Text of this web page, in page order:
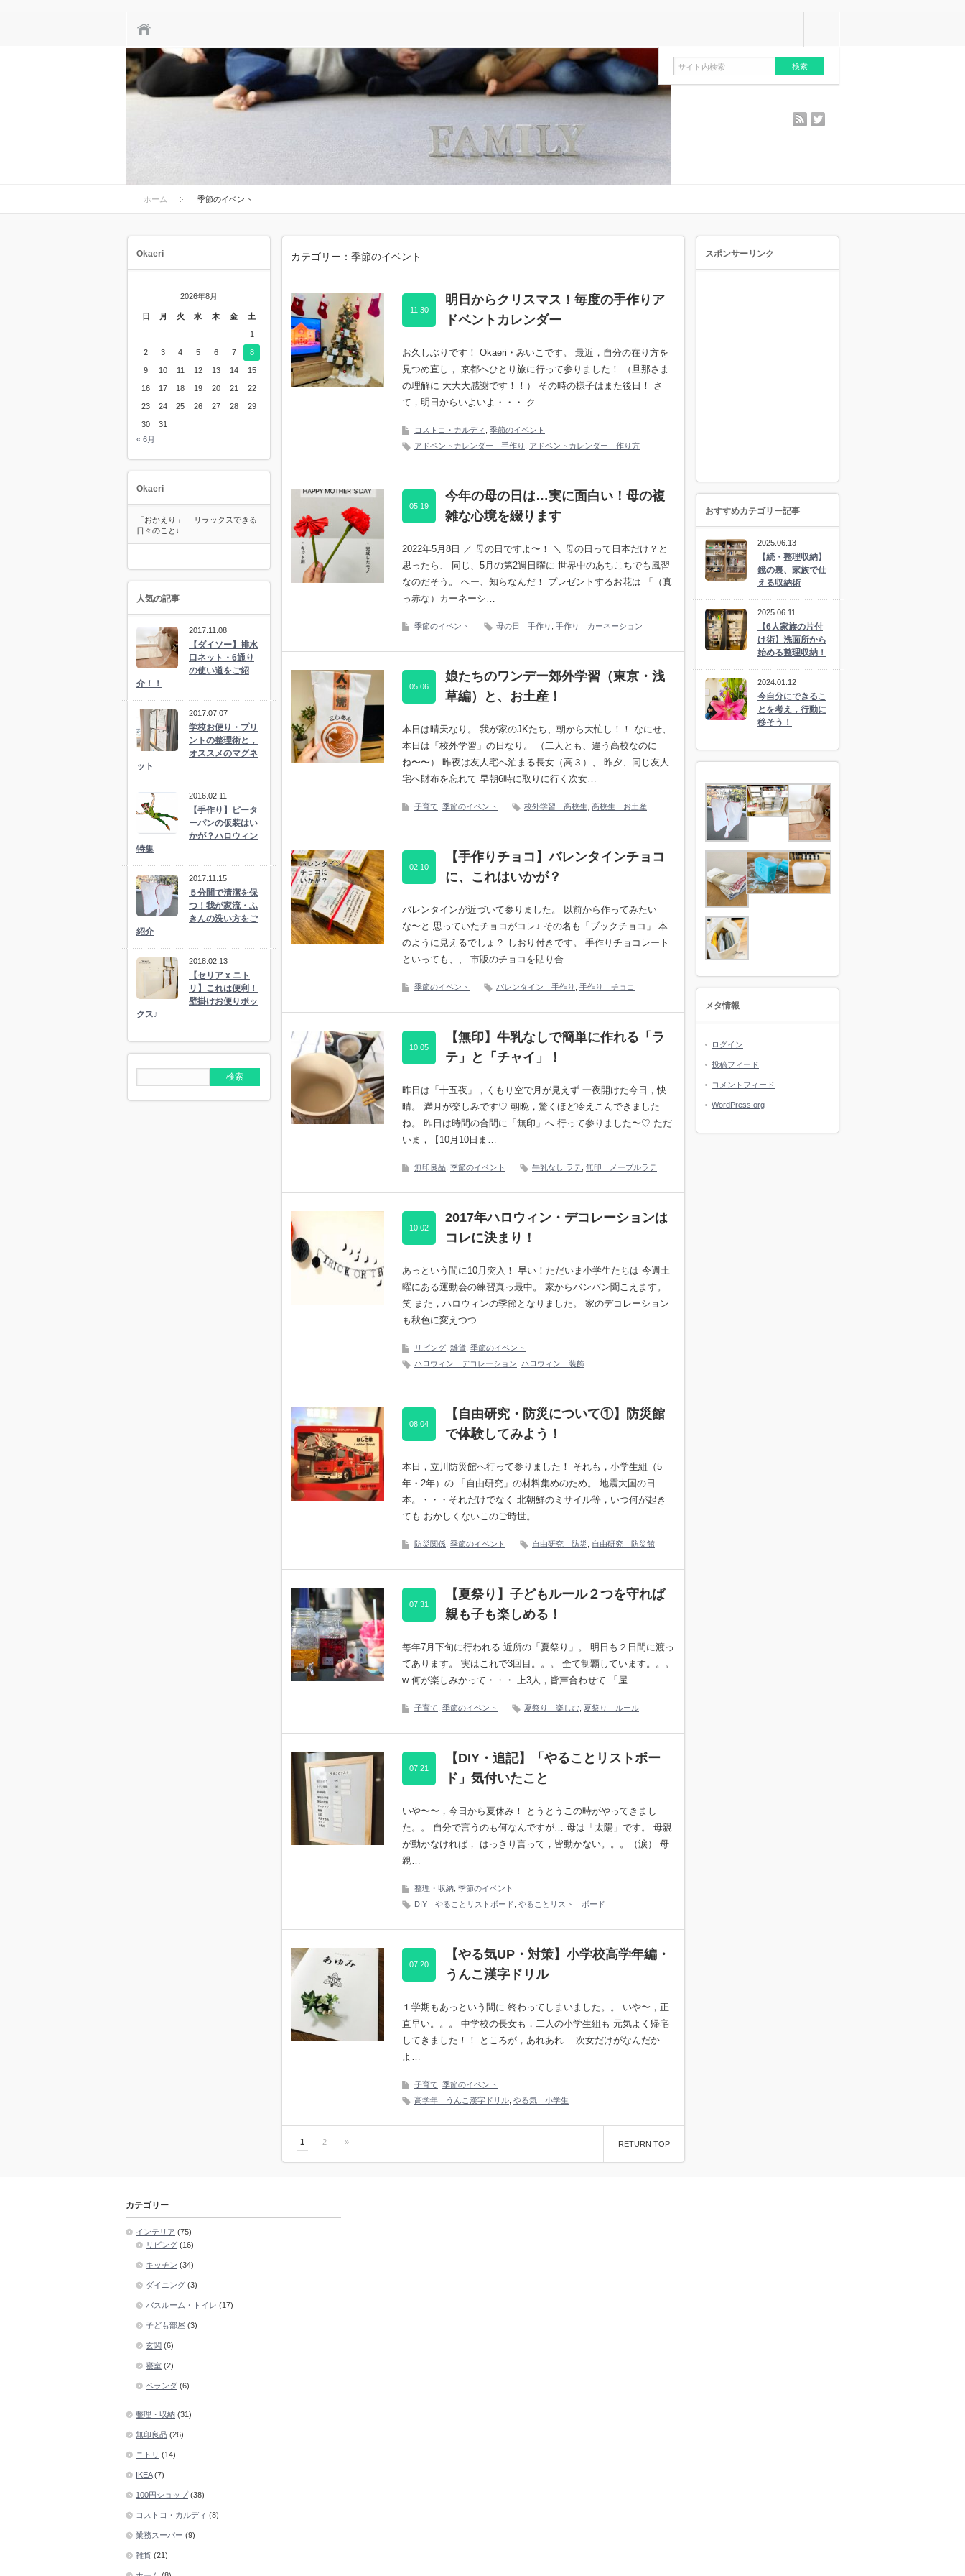
rss
ホーム 季節のイベント
カテゴリー：季節のイベント
明日からクリスマス！毎度の手作りア
ドベントカレンダー
11.30
お久しぶりです！ Okaeri・みいこです。 最近，自分の在り方を
見つめ直し， 京都へひとり旅に行って参りました！ （旦那さま
の理解に 大大大感謝です！！） その時の様子はまた後日！ さ
て，明日からいよいよ・・・ ク…
コストコ・カルディ
季節のイベント
アドベントカレンダー 手作り
アドベントカレンダー 作り方
今年の母の日は…実に面白い！母の複
雑な心境を綴ります
05.19
2022年5月8日 ／ 母の日ですよ〜！ ＼ 母の日って日本だけ？と
思ったら、 同じ、5月の第2週日曜に 世界中のあちこちでも風習
なのだそう。 へー、知らなんだ！ プレゼントするお花は 「（真
っ赤な）カーネーシ…
季節のイベント 母の日 手作り 手作り カーネーション
娘たちのワンデー郊外学習（東京・浅
草編）と、お土産！
05.06
本日は晴天なり。 我が家のJKたち、朝から大忙し！！ なにせ、
本日は「校外学習」の日なり。 （二人とも、違う高校なのに
ね〜〜） 昨夜は友人宅へ泊まる長女（高３）、 昨夕、同じ友人
宅へ財布を忘れて 早朝6時に取りに行く次女…
子育て 季節のイベント 校外学習 高校生 高校生 お土産
【手作りチョコ】バレンタインチョコ
に、これはいかが？
02.10
バレンタインが近づいて参りました。 以前から作ってみたい
な〜と 思っていたチョコがコレ↓ その名も「ブックチョコ」 本
のように見えるでしょ？ しおり付きです。 手作りチョコレート
といっても、、 市販のチョコを貼り合…
季節のイベント バレンタイン 手作り 手作り チョコ
【無印】牛乳なしで簡単に作れる「ラ
テ」と「チャイ」！
10.05
昨日は「十五夜」，くもり空で月が見えず 一夜開けた今日，快
晴。 満月が楽しみです♡ 朝晩，驚くほど冷えこんできました
ね。 昨日は時間の合間に「無印」へ 行って参りました〜♡ ただ
いま，【10月10日ま…
無印良品 季節のイベント 牛乳なし ラテ 無印 メープルラテ
2017年ハロウィン・デコレーションは
コレに決まり！
10.02
あっという間に10月突入！ 早い！ただいま小学生たちは 今週土
曜にある運動会の練習真っ最中。 家からバンバン聞こえます。
笑 また，ハロウィンの季節となりました。 家のデコレーション
も秋色に変えつつ… …
リビング 雑貨 季節のイベント
ハロウィン デコレーション ハロウィン 装飾
【自由研究・防災について①】防災館
で体験してみよう！
08.04
本日，立川防災館へ行って参りました！ それも，小学生組（5
年・2年）の 「自由研究」の材料集めのため。 地震大国の日
本。・・・それだけでなく 北朝鮮のミサイル等，いつ何が起き
ても おかしくないこのご時世。 …
防災関係 季節のイベント 自由研究 防災 自由研究 防災館
【夏祭り】子どもルール２つを守れば
親も子も楽しめる！
07.31
毎年7月下旬に行われる 近所の「夏祭り」。 明日も２日間に渡っ
てあります。 実はこれで3回目。。。 全て制覇しています。。。
w 何が楽しみかって・・・ 上3人，皆声合わせて 「屋…
子育て 季節のイベント 夏祭り 楽しむ 夏祭り ルール
【DIY・追記】「やることリストボー
ド」気付いたこと
07.21
いや〜〜，今日から夏休み！ とうとうこの時がやってきまし
た。。 自分で言うのも何なんですが… 母は「太陽」です。 母親
が動かなければ， はっきり言って，皆動かない。。。（涙） 母
親…
整理・収納 季節のイベント
DIY やることリストボード やることリスト ボード
【やる気UP・対策】小学校高学年編・
うんこ漢字ドリル
07.20
１学期もあっという間に 終わってしまいました。。 いや〜，正
直早い。。。 中学校の長女も，二人の小学生組も 元気よく帰宅
してきました！！ ところが，あれあれ… 次女だけがなんだか
よ…
子育て 季節のイベント
高学年 うんこ漢字ドリル やる気 小学生
1 2 » RETURN TOP
Okaeri
2026年8月
日 月 火 水 木 金 土
1
2 3 4 5 6 7 8
9 10 11 12 13 14 15
16 17 18 19 20 21 22
23 24 25 26 27 28 29
30
31
« 6月
Okaeri
「おかえり」 リラックスできる
日々のこと♩
人気の記事
2017.11.08
【ダイソー】排水
口ネット・6通り
の使い道をご紹
介！！
2017.07.07
学校お便り・プリ
ントの整理術と，
オススメのマグネ
ット
2016.02.11
【手作り】ピータ
ーパンの仮装はい
かが？ハロウィン
特集
2017.11.15
５分間で清潔を保
つ！我が家流・ふ
きんの洗い方をご
紹介
2018.02.13
【セリア x ニト
リ】これは便利！
壁掛けお便りボッ
クス♪
スポンサーリンク
おすすめカテゴリー記事
2025.06.13
【続・整理収納】
鏡の裏、家族で仕
える収納術
2025.06.11
【6人家族の片付
け術】洗面所から
始める整理収納！
2024.01.12
今自分にできるこ
とを考え，行動に
移そう！
メタ情報
ログイン
投稿フィード
コメントフィード
WordPress.org
カテゴリー
インテリア (75)
リビング (16)
キッチン (34)
ダイニング (3)
バスルーム・トイレ (17)
子ども部屋 (3)
玄関 (6)
寝室 (2)
ベランダ (6)
整理・収納 (31)
無印良品 (26)
ニトリ (14)
IKEA(7)
100円ショップ(38)
コストコ・カルディ (8)
業務スーパー (9)
雑貨 (21)